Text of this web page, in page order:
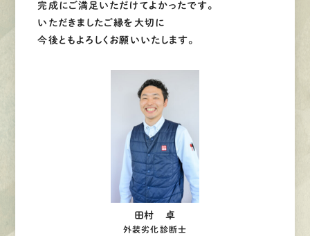
完成にご満足いただけてよかったです。
いただきましたご縁を大切に
今後ともよろしくお願いいたします。
田村 卓
外装劣化診断士